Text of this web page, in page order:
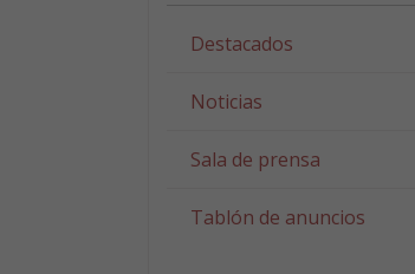
Destacados
Noticias
Sala de prensa
Tablón de anuncios